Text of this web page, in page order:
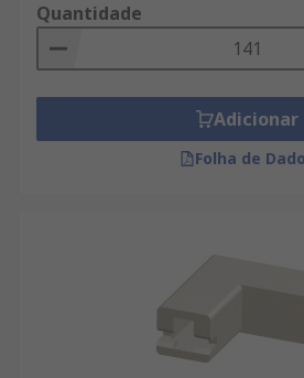
Quantidade
Adicionar
Folha de